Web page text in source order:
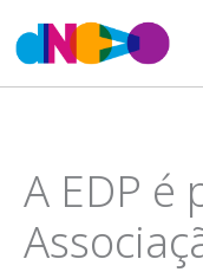
to
content
A EDP é